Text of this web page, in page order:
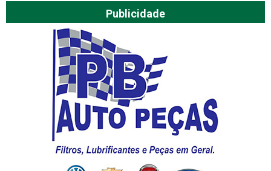
Publicidade